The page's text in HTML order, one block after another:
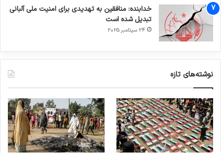
خدابنده: منافقین به تهدیدی برای امنیت ملی آلبانی
تبدیل شده است
24 سپتامبر 2025
نوشته‌های تازه